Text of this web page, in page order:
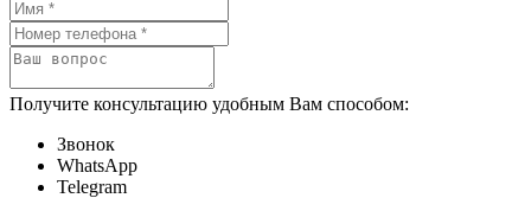
Получите консультацию удобным Вам способом:
Звонок
WhatsApp
Telegram